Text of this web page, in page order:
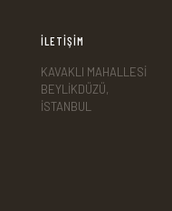
İLETİŞİM
KAVAKLI MAHALLESİ
BEYLİKDÜZÜ,
İSTANBUL